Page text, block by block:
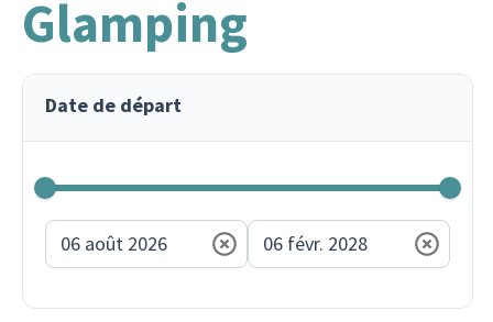
Glamping
Date de départ